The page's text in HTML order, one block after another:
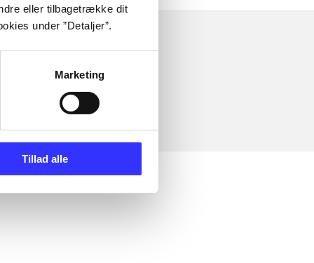
eller tilbagetrække dit
under ”Detaljer”.
Marketing
Tillad alle